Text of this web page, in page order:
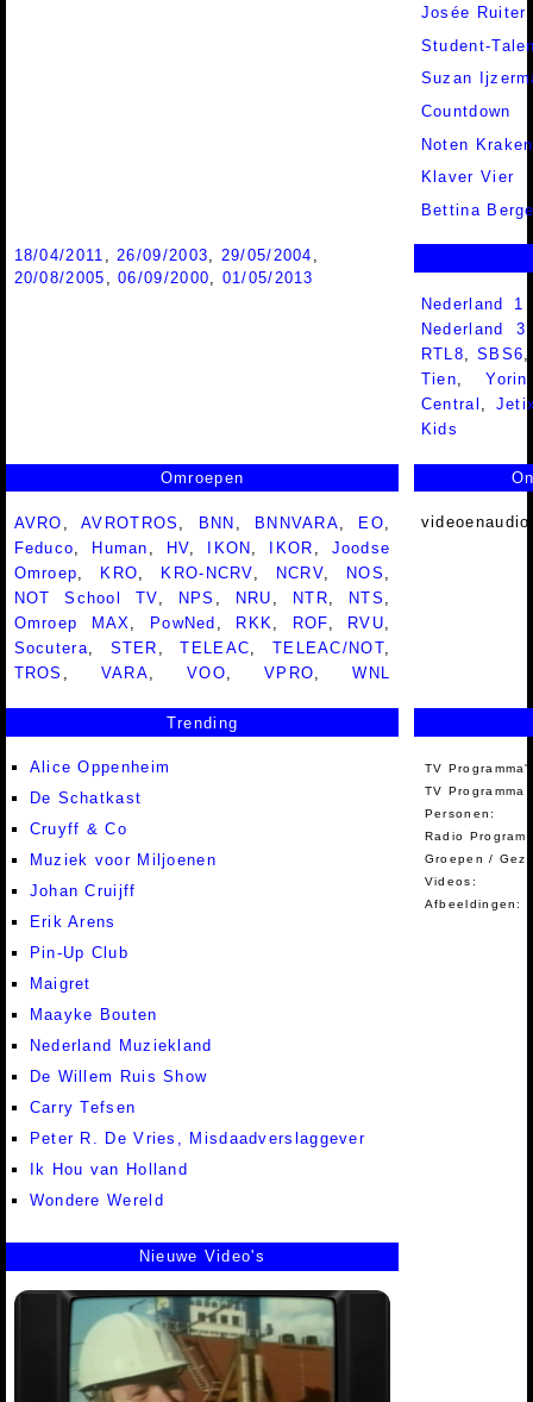
Josée Ruiter
Student-
Suzan
Countdown
Noten Kraken
Klaver Vier
Bettina
18/04/2011 ,26/09/2003, 29/05/2004 ,
20/08/2005 ,06/09/2000, 01/05/2013
Nederland 1
Nederland
RTL8 ,SBS6
Tien ,Yorin
Central
Kids
Omroepen
AVRO ,AVROTROS , BNN , BNNVARA, EO,
Feduco, Human , HV, IKON , IKOR , Joodse
Omroep, KRO, KRO-NCRV, NCRV, NOS ,
NOT School TV, NPS , NRU , NTR, NTS ,
Omroep MAX, PowNed , RKK, ROF, RVU,
Socutera, STER ,TELEAC, TELEAC/NOT,
TROS , VARA,VOO,VPRO,WNL
Trending
Alice Oppenheim
De Schatkast
Cruyff & Co
Muziek voor Miljoenen
Johan Cruijff
Erik Arens
Pin-Up Club
Maigret
Maayke Bouten
Nederland Muziekland
De Willem Ruis Show
Carry Tefsen
Peter R. De Vries, Misdaadverslaggever
Ik Hou van Holland
Wondere Wereld
TV
TV Programma
Personen:
Radio
Groepen /
Videos:
Afbeeldingen:
Nieuwe Video's